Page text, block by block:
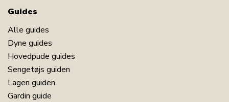
Guides
Alle guides
Dyne guides
Hovedpude guides
Sengetøjs guiden
Lagen guiden
Gardin guide